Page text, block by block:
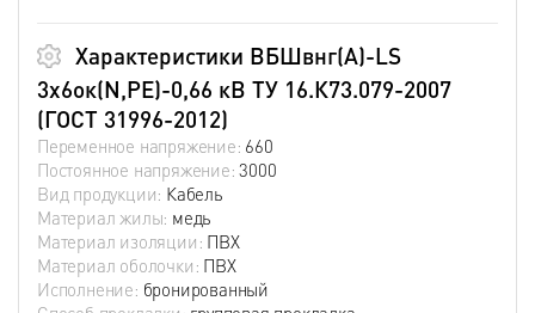
Характеристики ВБШвнг(А)-LS
3х6ок(N,PE)-0,66 кВ ТУ 16.К73.079-2007
(ГОСТ 31996-2012)
Переменное напряжение: 660
Постоянное напряжение:3000
Вид продукции: Кабель
Материал жилы: медь
Материал изоляции: ПВХ
Материал оболочки: ПВХ
Исполнение: бронированный